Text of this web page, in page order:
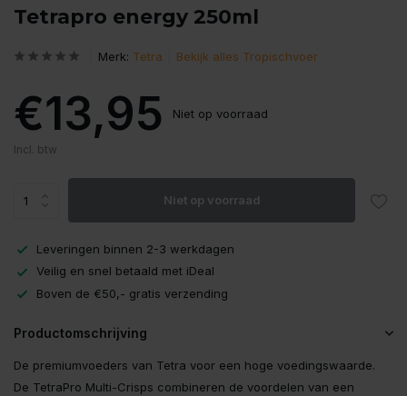
Tetrapro energy 250ml
Merk: Tetra Bekijk alles Tropischvoer
€13,95 Niet op voorraad
Incl. btw
Niet op voorraad
Leveringen binnen 2-3 werkdagen
Veilig en snel betaald met iDeal
Boven de €50,- gratis verzending
Productomschrijving
De premiumvoeders van Tetra voor een hoge voedingswaarde.
De TetraPro Multi-Crisps combineren de voordelen van een